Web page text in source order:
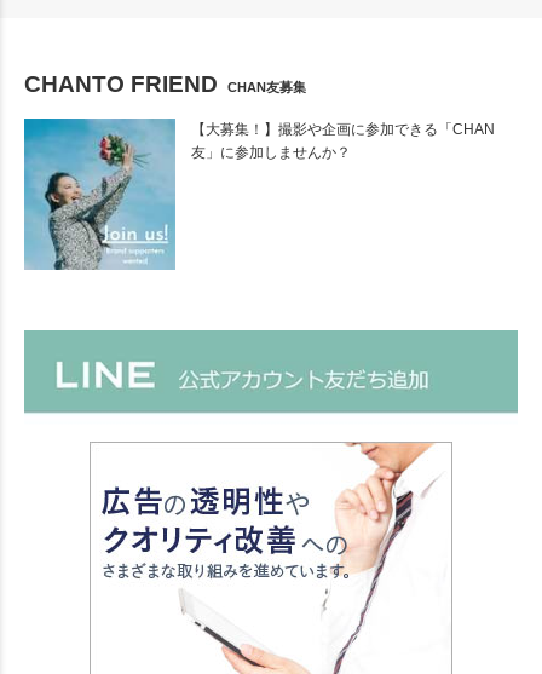
CHANTO FRIEND CHAN友募集
【大募集！】撮影や企画に参加できる「CHAN
友」に参加しませんか？